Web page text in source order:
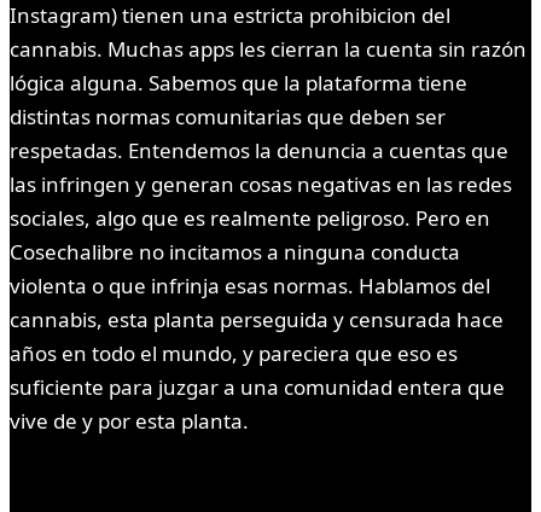
Instagram) tienen una estricta prohibicion del
cannabis. Muchas apps les cierran la cuenta sin razón
lógica alguna. Sabemos que la plataforma tiene
distintas normas comunitarias que deben ser
respetadas. Entendemos la denuncia a cuentas que
las infringen y generan cosas negativas en las redes
sociales, algo que es realmente peligroso. Pero en
Cosechalibre no incitamos a ninguna conducta
violenta o que infrinja esas normas. Hablamos del
cannabis, esta planta perseguida y censurada hace
años en todo el mundo, y pareciera que eso es
suficiente para juzgar a una comunidad entera que
vive de y por esta planta.